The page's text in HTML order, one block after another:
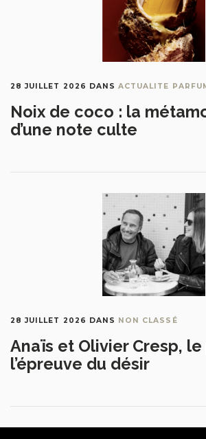
28 JUILLET 2026 DANSACTUALITE
Noix de coco : la
d’une note culte
28 JUILLET 2026 DANS NON CLASSÉ
Anaïs et Olivier Cresp,
l’épreuve du désir